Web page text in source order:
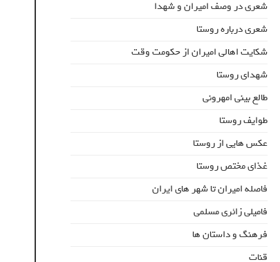
شعری در وصف امیران و شهدا
شعری درباره روستا
شکایت اهالی امیران از حکومت وقت
شهدای روستا
طالع بینی امهرونی
طوایف روستا
عکس هایی از روستا
غذای مختص روستا
فاصله امیران تا شهر های ایران
فامیلی زائری مسلمی
فرهنگ و داستان ها
قنات